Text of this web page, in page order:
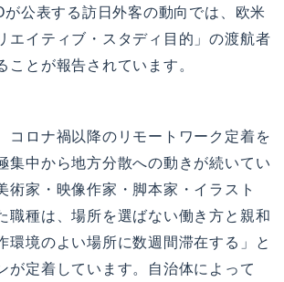
公表する訪日外客の動向では、欧米
エイティブ・スタディ目的」の渡航者
ことが報告されています。
コロナ禍以降のリモートワーク定着を
集中から地方分散への動きが続いてい
術家・映像作家・脚本家・イラスト
職種は、場所を選ばない働き方と親和
環境のよい場所に数週間滞在する」と
が定着しています。自治体によって